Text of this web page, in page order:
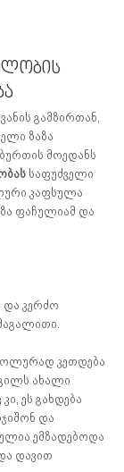
გამზირთან,
ზაზა
მოედანს
საფუძველი
კაფსულა
ფაჩულიამ და
და კერძო
კეთდება
ახალი
ეს გახდება
და
ემზადებოდა
დავით